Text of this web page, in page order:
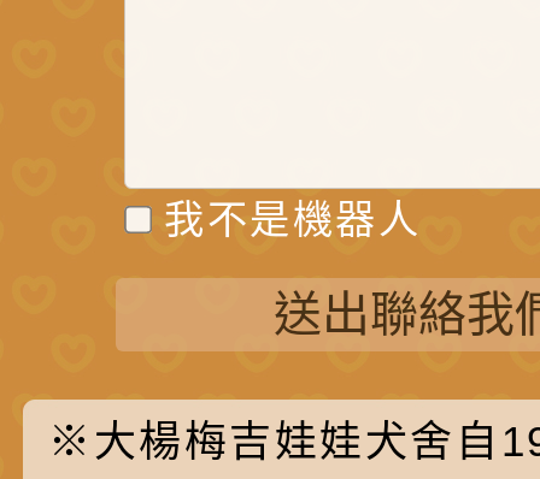
我不是機器人
送出聯絡我
※大楊梅吉娃娃犬舍自